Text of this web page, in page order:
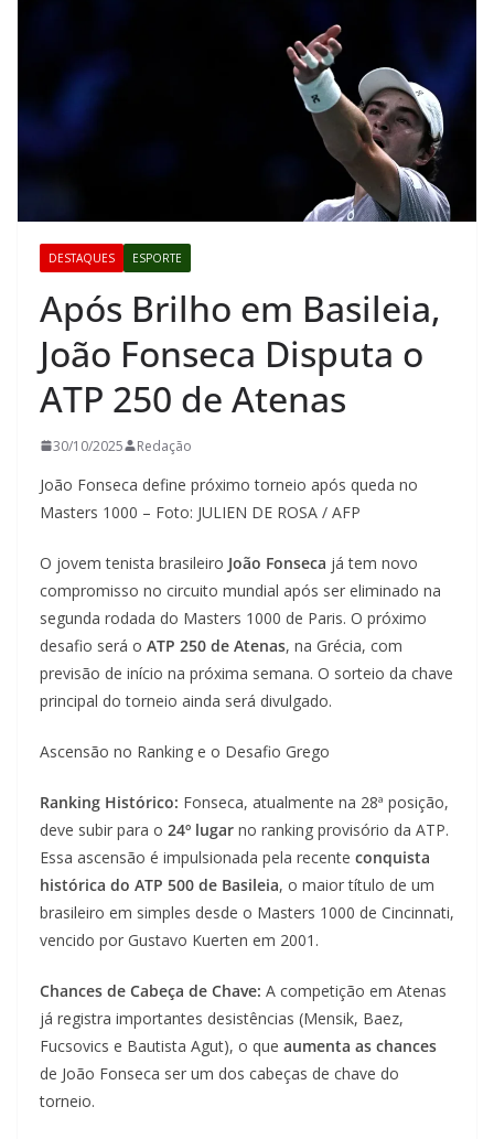
DESTAQUES ESPORTE
Após Brilho em Basileia,
João Fonseca Disputa o
ATP 250 de Atenas
30/10/2025 Redação
João Fonseca define próximo torneio após queda no
Masters 1000 – Foto: JULIEN DE ROSA / AFP
O jovem tenista brasileiro João Fonseca já tem novo
compromisso no circuito mundial após ser eliminado na
segunda rodada do Masters 1000 de Paris. O próximo
desafio será o ATP 250 de Atenas, na Grécia, com
previsão de início na próxima semana. O sorteio da chave
principal do torneio ainda será divulgado.
Ascensão no Ranking e o Desafio Grego
Ranking Histórico: Fonseca, atualmente na 28ª posição,
deve subir para o 24º lugar no ranking provisório da ATP.
Essa ascensão é impulsionada pela recente conquista
histórica do ATP 500 de Basileia, o maior título de um
brasileiro em simples desde o Masters 1000 de Cincinnati,
vencido por Gustavo Kuerten em 2001.
Chances de Cabeça de Chave: A competição em Atenas
já registra importantes desistências (Mensik, Baez,
Fucsovics e Bautista Agut), o que aumenta as chances
de João Fonseca ser um dos cabeças de chave do
torneio.